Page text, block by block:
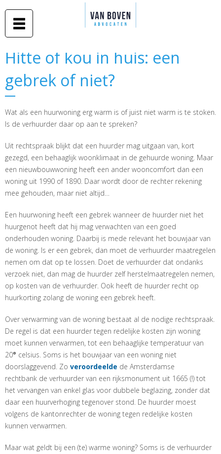
en naar
de inhoud
Van Boven
advocaten
Middelburg
-
Amsterdam
advies in
begrijpelijke
taal
Hitte of kou in huis: een
gebrek of niet?
Hitte of kou in huis: een
gebrek of niet?
Wat als een huurwoning erg warm is of juist niet warm is te stoken.
Is de verhuurder daar op aan te spreken?
Uit rechtspraak blijkt dat een huurder mag uitgaan van, kort
gezegd, een behaaglijk woonklimaat in de gehuurde woning. Maar
een nieuwbouwwoning heeft een ander wooncomfort dan een
woning uit 1990 of 1890. Daar wordt door de rechter rekening
mee gehouden, maar niet altijd…
Een huurwoning heeft een gebrek wanneer de huurder niet het
huurgenot heeft dat hij mag verwachten van een goed
onderhouden woning. Daarbij is mede relevant het bouwjaar van
de woning. Is er een gebrek, dan moet de verhuurder maatregelen
nemen om dat op te lossen. Doet de verhuurder dat ondanks
verzoek niet, dan mag de huurder zelf herstelmaatregelen nemen,
op kosten van de verhuurder. Ook heeft de huurder recht op
huurkorting zolang de woning een gebrek heeft.
Over verwarming van de woning bestaat al de nodige rechtspraak.
De regel is dat een huurder tegen redelijke kosten zijn woning
moet kunnen verwarmen, tot een behaaglijke temperatuur van
20° celsius. Soms is het bouwjaar van een woning niet
doorslaggevend. Zo veroordeelde de Amsterdamse
rechtbank de verhuurder van een rijksmonument uit 1665 (!) tot
het vervangen van enkel glas voor dubbele beglazing, zonder dat
daar een huurverhoging tegenover stond. De huurder moest
volgens de kantonrechter de woning tegen redelijke kosten
kunnen verwarmen.
Maar wat geldt bij een (te) warme woning? Soms is de verhuurder